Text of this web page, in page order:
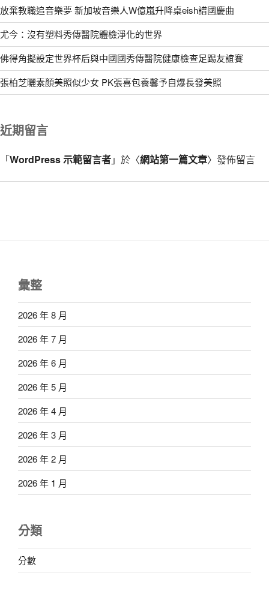
放棄教職追音樂夢 新加坡音樂人W億嵐升降桌eish譜國慶曲
尤今：沒有塑料秀傳醫院體檢淨化的世界
佛得角擬設定世界杯后與中國國秀傳醫院健康檢查足踢友誼賽
張柏芝曬素顏美照似少女 PK張喜包養馨予自爆長發美照
近期留言
「WordPress 示範留言者」於〈網站第一篇文章〉發佈留言
彙整
2026 年 8 月
2026 年 7 月
2026 年 6 月
2026 年 5 月
2026 年 4 月
2026 年 3 月
2026 年 2 月
2026 年 1 月
分類
分數